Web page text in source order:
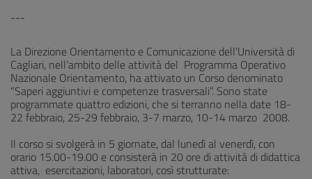
---
La Direzione Orientamento e Comunicazione dell’Università di
Cagliari, nell’ambito delle attività del Programma Operativo
Nazionale Orientamento, ha attivato un Corso denominato
“Saperi aggiuntivi e competenze trasversali”. Sono state
programmate quattro edizioni, che si terranno nella date 18-
22 febbraio, 25-29 febbraio, 3-7 marzo, 10-14 marzo 2008.
Il corso si svolgerà in 5 giornate, dal lunedì al venerdì, con
orario 15.00-19.00 e consisterà in 20 ore di attività di didattica
attiva, esercitazioni, laboratori, così strutturate: